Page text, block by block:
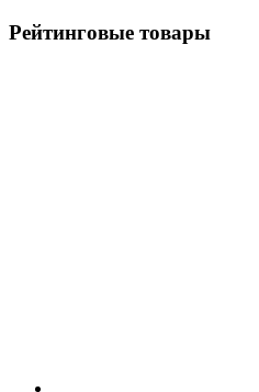
Рейтинговые товары